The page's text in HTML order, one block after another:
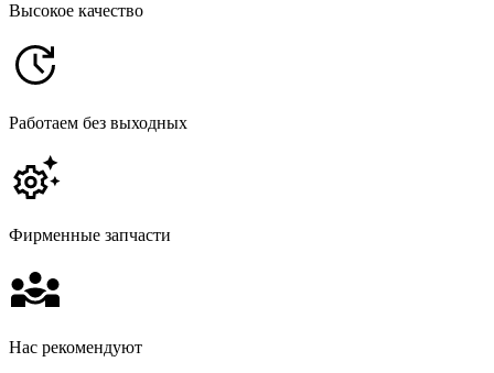
Высокое качество
Работаем без выходных
Фирменные запчасти
Нас рекомендуют